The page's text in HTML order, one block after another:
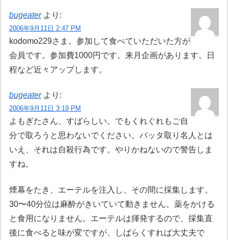
bugeater より:
2006年9月11日 2:47 PM
kodomo229さま。参加して食べていただいた方が
会員です。参加費1000円です。来月企画があります。日
程など近々アップします。
bugeater より:
2006年9月11日 3:19 PM
よもぎたさん、すばらしい。でもくれぐれもご自
分で取ろうと思わないでください。バッタ取り名人とは
いえ、それは自殺行為です。やりかねないので警告しま
すね。
煙幕をたき、エーテルを注入し、その間に採集します。
30〜40分位は麻酔がきいていて動きません。薬をかける
と食用になりません。エーテルは揮発するので、採集直
後に食べると味が変ですが、しばらくすれば大丈夫で